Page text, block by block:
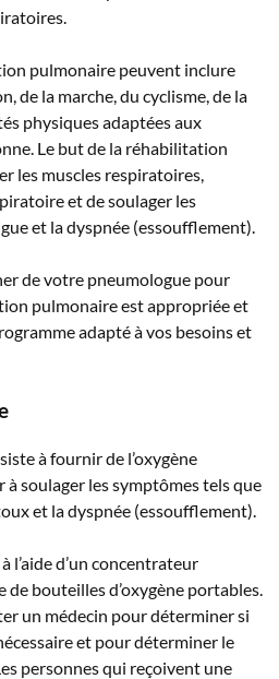
pulmonaire peuvent inclure
de la marche, du cyclisme, de la
physiques adaptées aux
Le but de la réhabilitation
les muscles respiratoires,
et de soulager les
et la dyspnée (essoufflement).
de votre pneumologue pour
pulmonaire est appropriée et
adapté à vos besoins et
à fournir de l’oxygène
soulager les symptômes tels que
et la dyspnée (essoufflement).
l’aide d’un concentrateur
de bouteilles d’oxygène portables.
un médecin pour déterminer si
et pour déterminer le
personnes qui reçoivent une